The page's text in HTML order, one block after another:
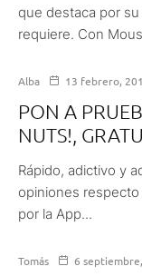
que destaca por
requiere. Con
Alba 13 febrero,
PON A
NUTS!,
Rápido, adictivo y
opiniones
por la App...
Tomás 6